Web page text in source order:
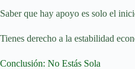
Saber que hay apoyo es solo el
Tienes derecho a la estabilidad
Conclusión: No Estás Sola